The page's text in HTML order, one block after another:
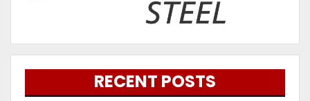
RECENT POSTS